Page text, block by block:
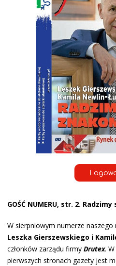
GOŚĆ NUMERU, str. 2.
W sierpniowym numerze naszego
Leszka Gierszewskiego i
członków zarządu firmy Drutex.
pierwszych stronach gazety jest